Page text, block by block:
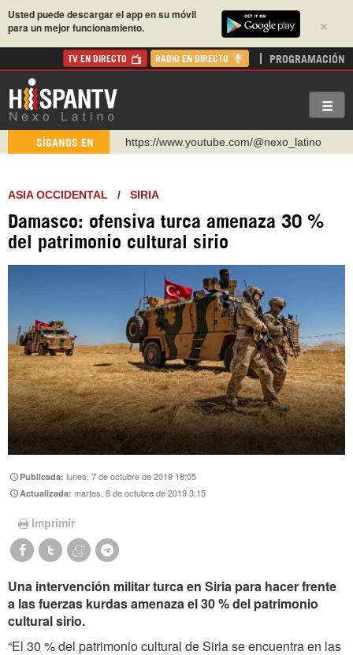
×
Usted puede descargar el app en su móvil
para un mejor funcionamiento.
TV EN DIRECTO RADIO EN DIRECTO PROGRAMACIÓN
SÍGANOS EN
https://www.youtube.com/@nexo_latino
https://t.me/hispantvcanal
https://urmedium.com/c/hispantv
WhatsApp y Viber: +98 921 79 29 404
https://www.facebook.com/Nexolatino.Canal
ASIA OCCIDENTAL / SIRIA
Damasco: ofensiva turca amenaza 30 %
del patrimonio cultural sirio
Publicada:lunes, 7 de octubre de 2019 18:05
Actualizada:martes, 8 de octubre de 2019 3:15
Imprimir
Una intervención militar turca en Siria para hacer frente
a las fuerzas kurdas amenaza el 30 % del patrimonio
cultural sirio.
“El 30 % del patrimonio cultural de Siria se encuentra en las